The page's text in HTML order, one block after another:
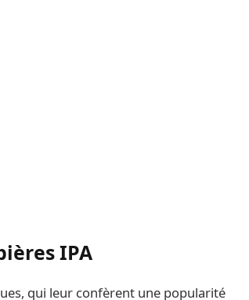
IPA
qui leur confèrent une popularité